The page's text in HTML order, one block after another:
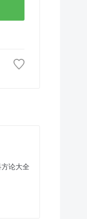
论大全